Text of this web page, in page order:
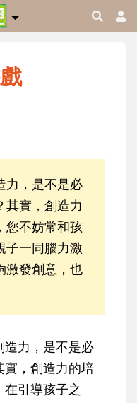
力，是不是必
其實，創造力
您不妨常和孩
子一同腦力激
激發創意，也
力，是不是必
實，創造力的培
引導孩子之